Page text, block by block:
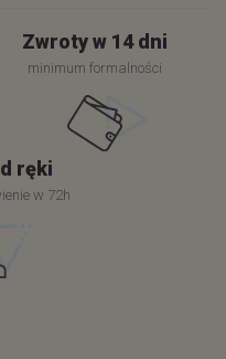
Zwroty w 14 dni
minimum formalności
ręki
w 72h